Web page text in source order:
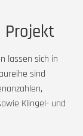
lassen sich in
sind
Klingel- und